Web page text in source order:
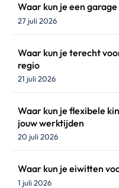
Waar kun je een
27 juli 2026
Waar kun je terecht
regio
21 juli 2026
Waar kun je flexibele
jouw werktijden
20 juli 2026
Waar kun je eiwitten
1 juli 2026